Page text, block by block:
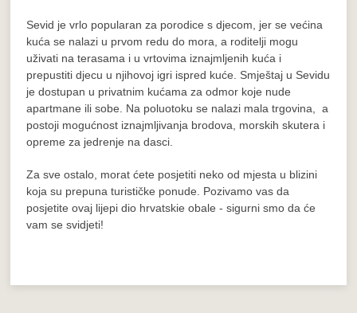
Sevid je vrlo popularan za porodice s djecom, jer se većina
kuća se nalazi u prvom redu do mora, a roditelji mogu
uživati na terasama i u vrtovima iznajmljenih kuća i
prepustiti djecu u njihovoj igri ispred kuće. Smještaj u Sevidu
je dostupan u privatnim kućama za odmor koje nude
apartmane ili sobe. Na poluotoku se nalazi mala trgovina, a
postoji mogućnost iznajmljivanja brodova, morskih skutera i
opreme za jedrenje na dasci.
Za sve ostalo, morat ćete posjetiti neko od mjesta u blizini
koja su prepuna turističke ponude. Pozivamo vas da
posjetite ovaj lijepi dio hrvatskie obale - sigurni smo da će
vam se svidjeti!